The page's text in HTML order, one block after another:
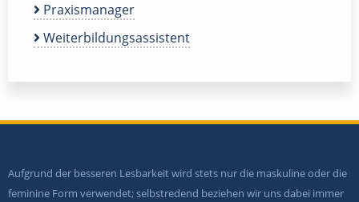
Praxismanager
Weiterbildungsassistent
Aufgrund der besseren Lesbarkeit wird stets nur die maskuline oder die
feminine Form verwendet; selbstredend beziehen wir uns dabei immer